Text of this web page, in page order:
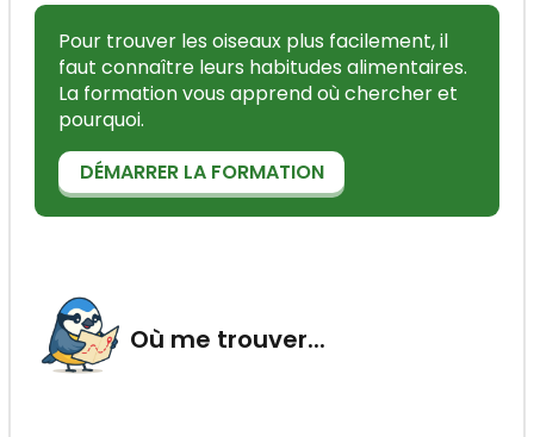
Pour trouver les oiseaux plus facilement, il
faut connaître leurs habitudes alimentaires.
La formation vous apprend où chercher et
pourquoi.
DÉMARRER LA FORMATION
Où me trouver...